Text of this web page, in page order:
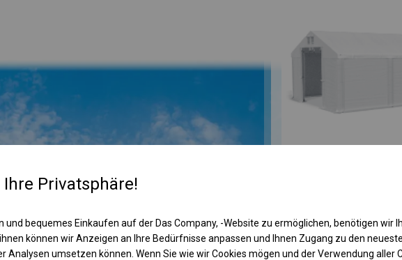
Privatsphäre!
und bequemes Einkaufen auf der Das Company, -Website zu ermöglichen, benötigen wir
können wir Anzeigen an Ihre Bedürfnisse anpassen und Ihnen Zugang zu den
Analysen umsetzen können. Wenn Sie wie wir Cookies mögen und der Verwendung aller